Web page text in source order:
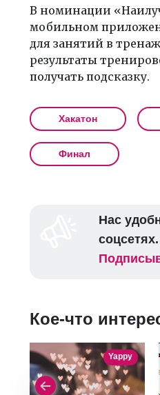
В номинации
мобильном
для занятий в
результаты
получать подсказку.
Хакатон
Финал
Нас
соцсетях.
Кое-что
Yappy